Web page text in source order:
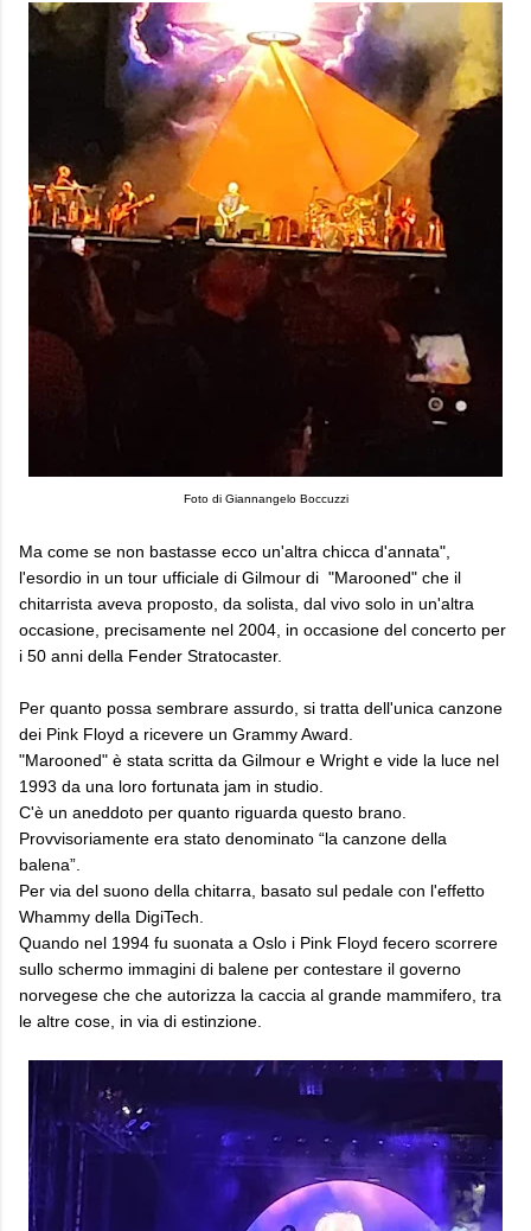
Foto di Giannangelo Boccuzzi
Ma come se non bastasse ecco un'altra chicca d'annata",
l'esordio in un tour ufficiale di Gilmour di "Marooned" che il
chitarrista aveva proposto, da solista, dal vivo solo in un'altra
occasione, precisamente nel 2004, in occasione del concerto per
i 50 anni della Fender Stratocaster.
Per quanto possa sembrare assurdo, si tratta dell'unica canzone
dei Pink Floyd a ricevere un Grammy Award.
"Marooned" è stata scritta da Gilmour e Wright e vide la luce nel
1993 da una loro fortunata jam in studio.
C'è un aneddoto per quanto riguarda questo brano.
Provvisoriamente era stato denominato “la canzone della
balena”.
Per via del suono della chitarra, basato sul pedale con l'effetto
Whammy della DigiTech.
Quando nel 1994 fu suonata a Oslo i Pink Floyd fecero scorrere
sullo schermo immagini di balene per contestare il governo
norvegese che che autorizza la caccia al grande mammifero, tra
le altre cose, in via di estinzione.